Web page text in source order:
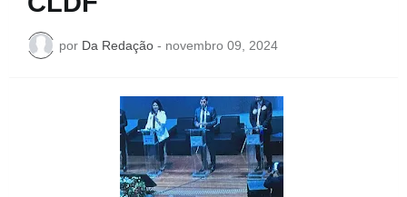
por Da Redação - novembro 09, 2024